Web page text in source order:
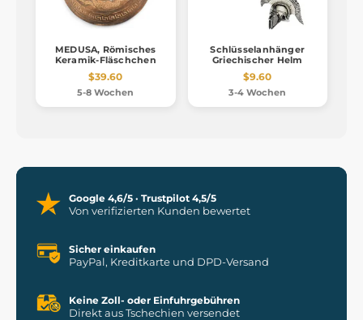
MEDUSA, Römisches
Keramik-Fläschchen
$39.60
5-8 Wochen
Schlüsselanhänger
Griechischer Helm
$9.60
3-4 Wochen
Google 4,6/5 · Trustpilot 4,5/5
Von verifizierten Kunden bewertet
Sicher einkaufen
PayPal, Kreditkarte und DPD-Versand
Keine Zoll- oder Einfuhrgebühren
Direkt aus Tschechien versendet